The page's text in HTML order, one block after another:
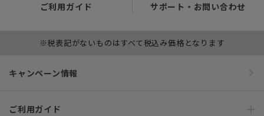
ご利用ガイド サポート・お問い合わせ
※税表記がないものはすべて税込み価格となります
キャンペーン情報
ご利用ガイド